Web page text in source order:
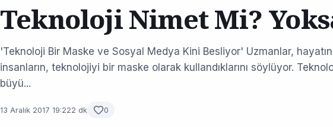
Teknoloji Nimet Mi?
'Teknoloji Bir Maske ve Sosyal Medya Kini Besliyor' Uzmanlar,
insanların, teknolojiyi bir maske olarak kullandıklarını söylüyor. Teknoloji
büyü...
13 Aralık 2017 19:222 dk 0